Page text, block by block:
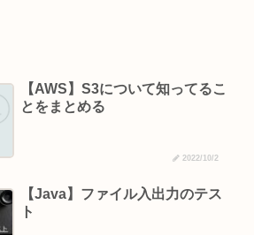
【AWS】S3について知ってるこ
とをまとめる
2022/10/2
【Java】ファイル入出力のテス
ト